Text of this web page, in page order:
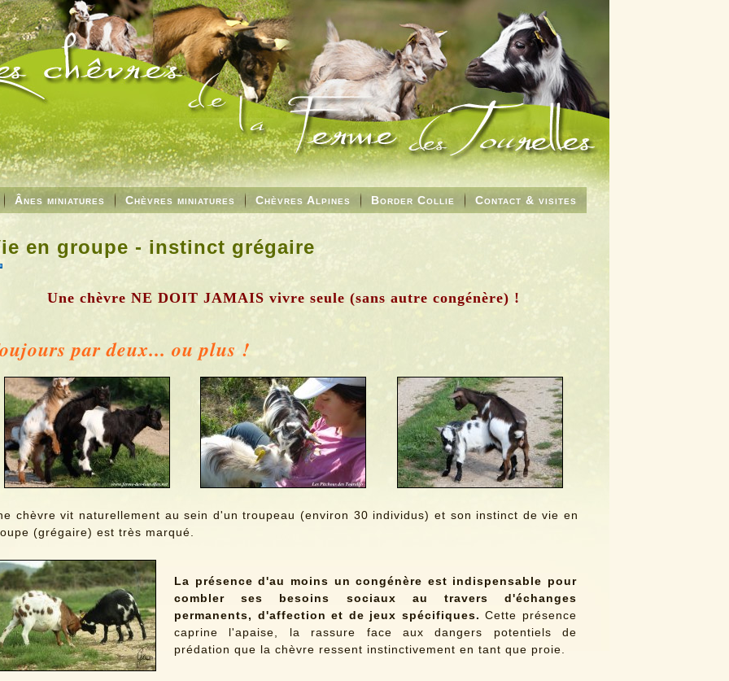
Ânes miniatures Chèvres miniatures Chèvres Alpines Border Collie Contact & visites
en groupe - instinct grégaire
Une chèvre NE DOIT JAMAIS vivre seule (sans autre congénère) !
par deux... ou plus !
chèvre vit naturellement au sein d'un troupeau (environ 30 individus) et son instinct de vie en
(grégaire) est très marqué.
La présence d'au moins un congénère est indispensable pour
combler ses besoins sociaux au travers d'échanges
permanents, d'affection et de jeux spécifiques.Cette présence
caprine l'apaise, la rassure face aux dangers potentiels de
prédation que la chèvre ressent instinctivement en tant que proie.